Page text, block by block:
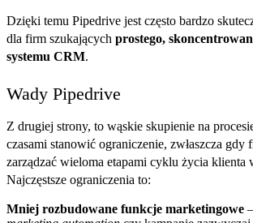
Dzięki temu Pipedrive jest często bardzo
dla firm szukających prostego,
systemu CRM.
Wady Pipedrive
Z drugiej strony, to wąskie skupienie na
czasami stanowić ograniczenie, zwłaszcza gdy
zarządzać wieloma etapami cyklu życia klienta
Najczęstsze ograniczenia to:
Mniej rozbudowane funkcje marketingowe